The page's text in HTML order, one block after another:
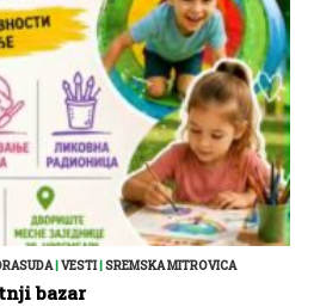
| VESTI| SREMSKA MITROVICA
bazar